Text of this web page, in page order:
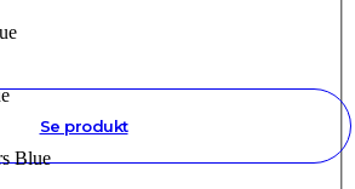
Blue
Se produkt